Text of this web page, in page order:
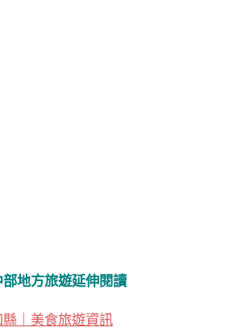
部地方旅遊延伸閱讀
縣｜美食旅遊資訊